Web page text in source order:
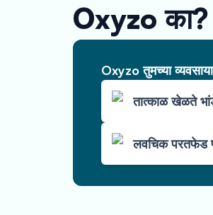
Oxyzo का?
Oxyzo तुमच्या
तात्काळ खेळते
लवचिक परतफेड